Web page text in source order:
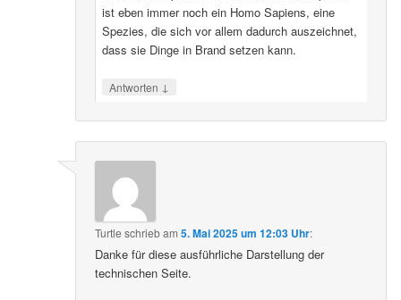
ist eben immer noch ein Homo Sapiens, eine
Spezies, die sich vor allem dadurch auszeichnet,
dass sie Dinge in Brand setzen kann.
Antworten ↓
Turtle schriebam5. Mai 2025 um 12:03 Uhr:
Danke für diese ausführliche Darstellung der
technischen Seite.